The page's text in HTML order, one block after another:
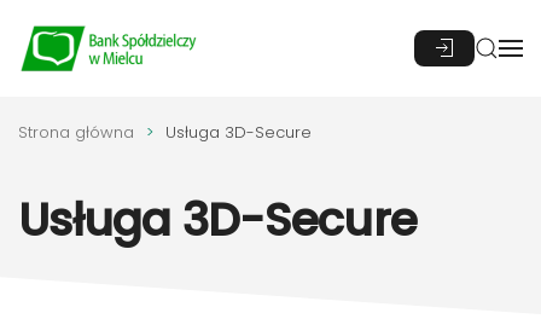
Przejdź do głównej treści
Strona główna Usługa 3D-Secure
Usługa 3D-Secure